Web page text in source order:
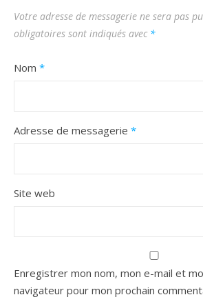
Votre adresse de messagerie ne sera pas
obligatoires sont indiqués avec *
Nom *
Adresse de messagerie *
Site web
Enregistrer mon nom, mon e-mail et
navigateur pour mon prochain